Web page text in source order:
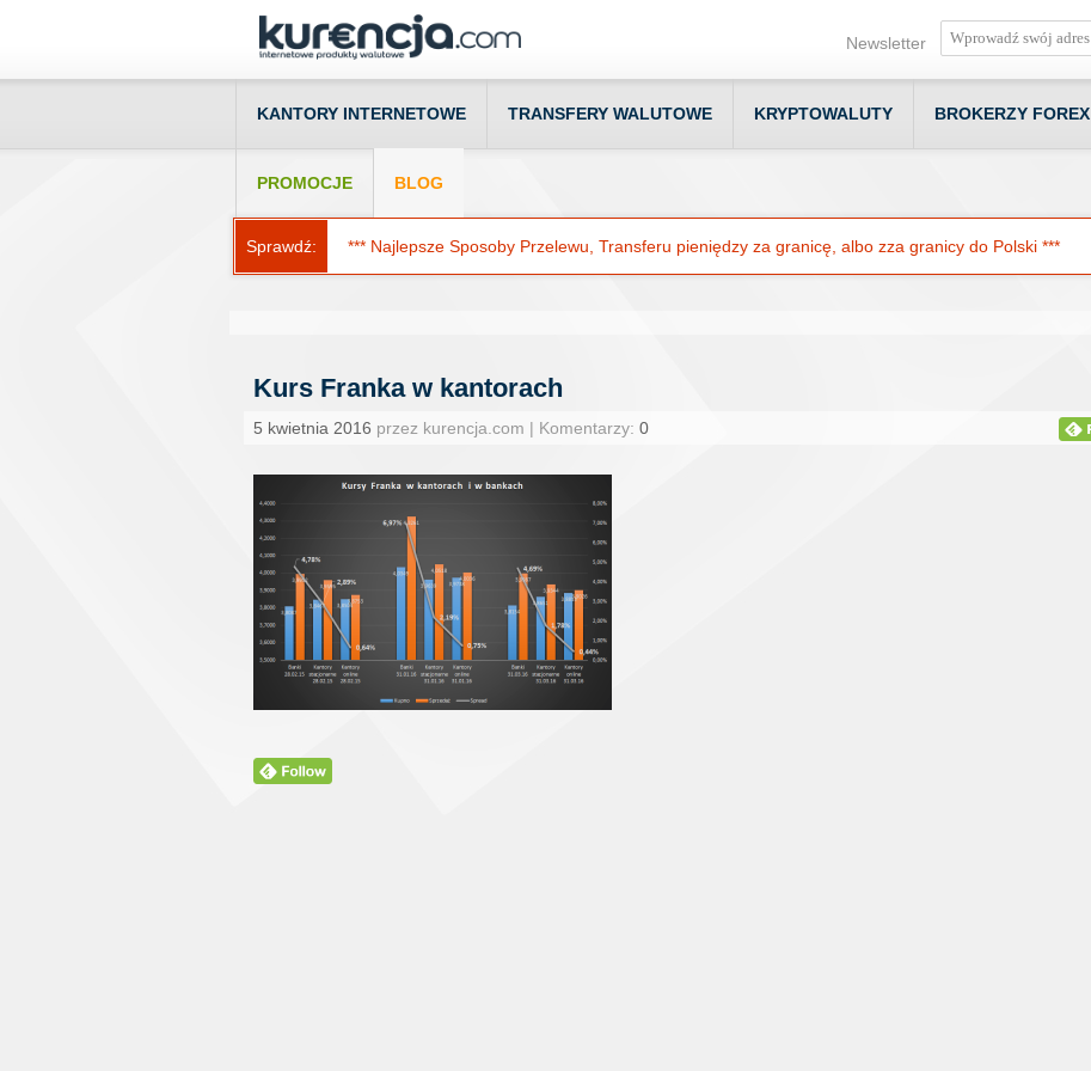
Newsletter
KANTORY INTERNETOWE TRANSFERY WALUTOWE KRYPTOWALUTY BROKERZY FOREX
PROMOCJE BLOG
Sprawdź: *** Najlepsze Sposoby Przelewu, Transferu pieniędzy za granicę, albo zza granicy do Polski ***
Kurs Franka w kantorach
5 kwietnia 2016 przez kurencja.com | Komentarzy: 0